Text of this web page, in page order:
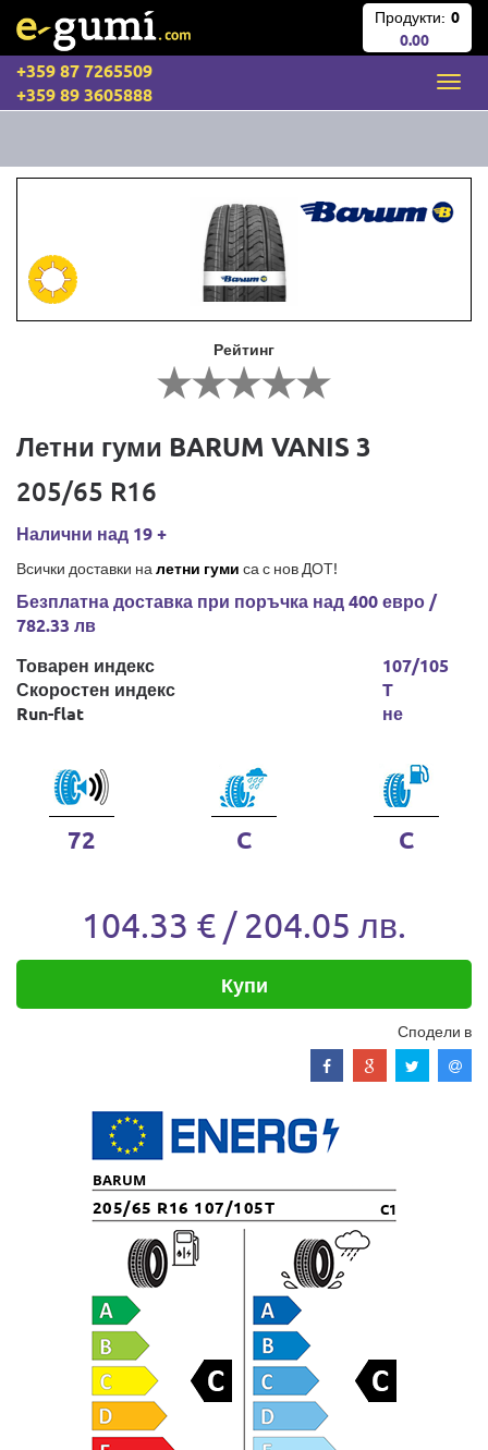
Продукти: 0
0.00
+359 87 7265509
+359 89 3605888
Рейтинг
Летни гуми BARUM VANIS 3
205/65 R16
Налични над 19 +
Всички доставки на летни гуми са с нов ДОТ!
Безплатна доставка при поръчка над 400 евро /
782.33 лв
Товарен индекс
Скоростен индекс
Run-flat
107/105
T
не
72 C C
104.33 € / 204.05 лв.
Купи
Сподели в
BARUM
205/65 R16 107/105T C1